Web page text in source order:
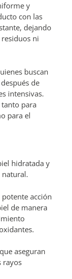
y
con las
dejando
ni
buscan
de
intensivas.
para
para el
hidratada y
natural.
acción
de manera
aseguran
rayos